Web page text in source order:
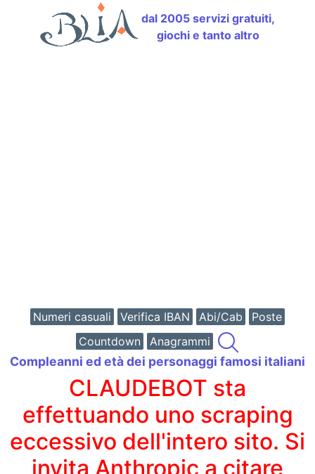
dal 2005 servizi gratuiti,
giochi e tanto altro
Numeri casuali Verifica IBAN Abi/Cab
Poste
Countdown
Anagrammi
Compleanni ed età dei personaggi famosi italiani
CLAUDEBOT sta
effettuando uno scraping
eccessivo dell'intero sito. Si
invita Anthropic a citare